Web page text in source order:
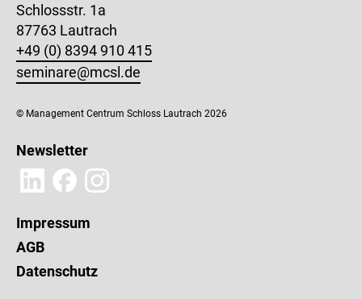
Schlossstr. 1a
87763 Lautrach
+49 (0) 8394 910 415
seminare@mcsl.de
© Management Centrum Schloss Lautrach 2026
Newsletter
Impressum
AGB
Datenschutz